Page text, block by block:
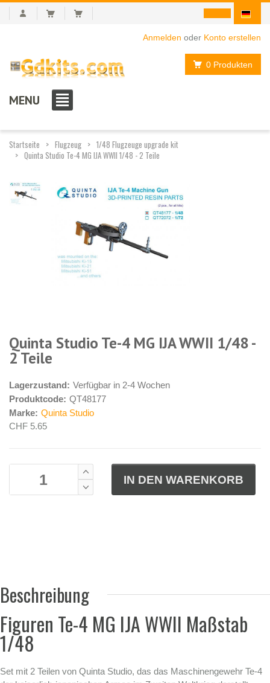
Anmelden oder Konto erstellen
0 Produkten
MENU
Startseite Flugzeug
1/48 Flugzeuge upgrade kit
Quinta Studio Te-4 MG IJA WWII 1/48 - 2 Teile
Quinta Studio Te-4 MG IJA WWII 1/48 -
2 Teile
Lagerzustand: Verfügbar in 2-4 Wochen
Produktcode: QT48177
Marke: Quinta Studio
CHF 5.65
Beschreibung
Figuren Te-4 MG IJA WWII Maßstab
1/48
Set mit 2 Teilen von Quinta Studio, das das Maschinengewehr Te-4